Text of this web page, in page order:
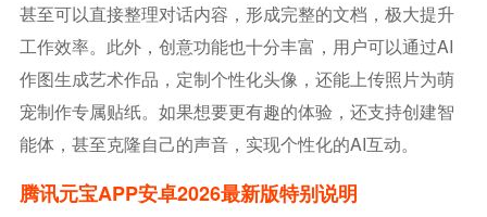
甚至可以直接整理对话内容，形成完整的文档，极大提升
工作效率。此外，创意功能也十分丰富，用户可以通过AI
作图生成艺术作品，定制个性化头像，还能上传照片为萌
宠制作专属贴纸。如果想要更有趣的体验，还支持创建智
能体，甚至克隆自己的声音，实现个性化的AI互动。
腾讯元宝APP安卓2026最新版特别说明